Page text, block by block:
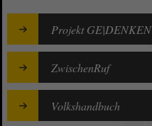
Projekt GE|DENKEN
ZwischenRuf
Volkshandbuch